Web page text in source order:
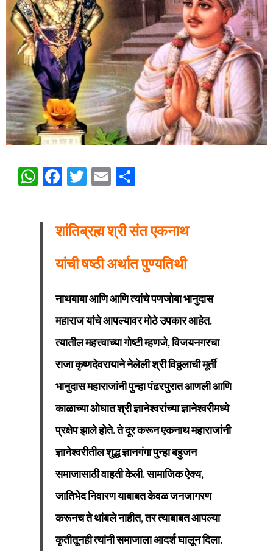
WhatsApp
Facebook
Twitter
Email
शांतिब्रह्म श्री संत एकनाथ
यांची षष्ठी अर्थात पुण्यतिथी
नाथबाबा आणि आणि त्यांचे पणजोबा भानुदास
महाराज यांचे आपल्यावर मोठे उपकार आहेत.
त्यातील महत्त्वाच्या गोष्टी म्हणजे, विजयनगरचा
राजा कृष्णदेवरायाने नेलेली श्री विठ्ठलाची मूर्ती
भानुदास महाराजांनी पुन्हा पंढरपुरात आणली आणि
काळाच्या ओघात श्री ज्ञानेश्वरांच्या ज्ञानेश्वरीमध्ये
प्रक्षेप झाले होते. ते दूर करून एकनाथ महाराजांनी
ज्ञानेश्वरीतील शुद्ध ज्ञानगंगा पुन्हा बहुजन
समाजासाठी वाहती केली. सामाजिक ऐक्य,
जातिभेद निवारण याबाबत केवळ जनजागरण
करूनच ते थांबले नाहीत, तर त्याबाबत आपल्या
कृतीतूनही त्यांनी समाजाला आदर्श घालून दिला.